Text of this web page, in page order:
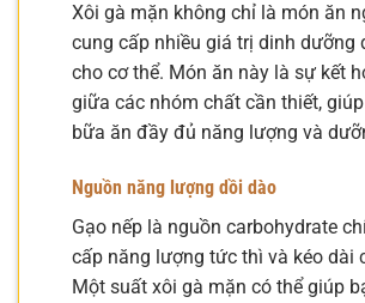
Xôi gà mặn không chỉ là món ăn
cung cấp nhiều giá trị dinh dưỡng
cho cơ thể. Món ăn này là sự kết
giữa các nhóm chất cần thiết,
bữa ăn đầy đủ năng lượng và
Nguồn năng lượng dồi dào
Gạo nếp là nguồn carbohydrate
cấp năng lượng tức thì và kéo dài
Một suất xôi gà mặn có thể giúp